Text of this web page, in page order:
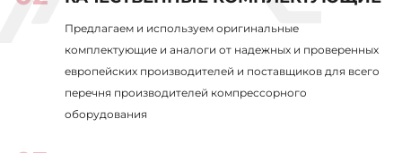
Предлагаем и используем оригинальные
комплектующие и аналоги от надежных и проверенных
европейских производителей и поставщиков для всего
перечня производителей компрессорного
оборудования